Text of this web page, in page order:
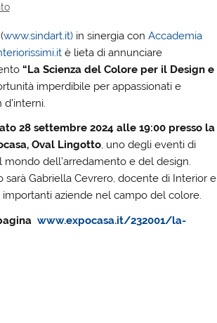
www.sindart.it)in sinergia con Accademia
è lieta di annunciare
“La Scienza del Colore per il Design e
imperdibile per appassionati e
28 settembre 2024 alle 19:00 presso la
Oval Lingotto, uno degli eventi di
dell’arredamento e del design.
sarà Gabriella Cevrero, docente di Interior e
aziende nel campo del colore.
www.expocasa.it/232001/la-